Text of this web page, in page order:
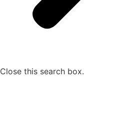
Close this search box.